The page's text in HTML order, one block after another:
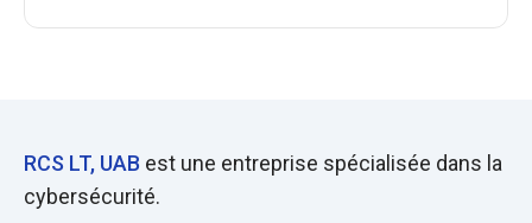
RCS LT, UAB est une entreprise spécialisée dans la
cybersécurité.